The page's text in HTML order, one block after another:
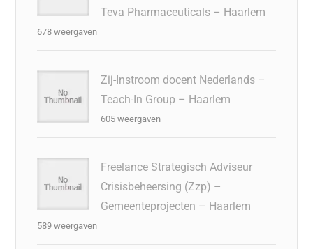
Teva Pharmaceuticals – Haarlem
678 weergaven
Zij-Instroom docent Nederlands –
Teach-In Group – Haarlem
605 weergaven
Freelance Strategisch Adviseur
Crisisbeheersing (Zzp) –
Gemeenteprojecten – Haarlem
589 weergaven